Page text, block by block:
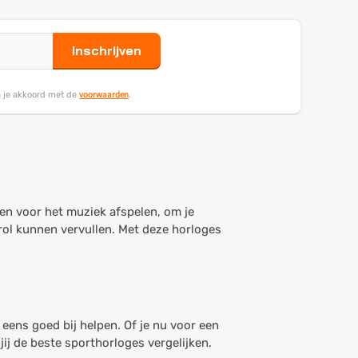
Inschrijven
akkoord met de voorwaarden.
voor het muziek afspelen, om je
kunnen vervullen. Met deze horloges
goed bij helpen. Of je nu voor een
de beste sporthorloges vergelijken.